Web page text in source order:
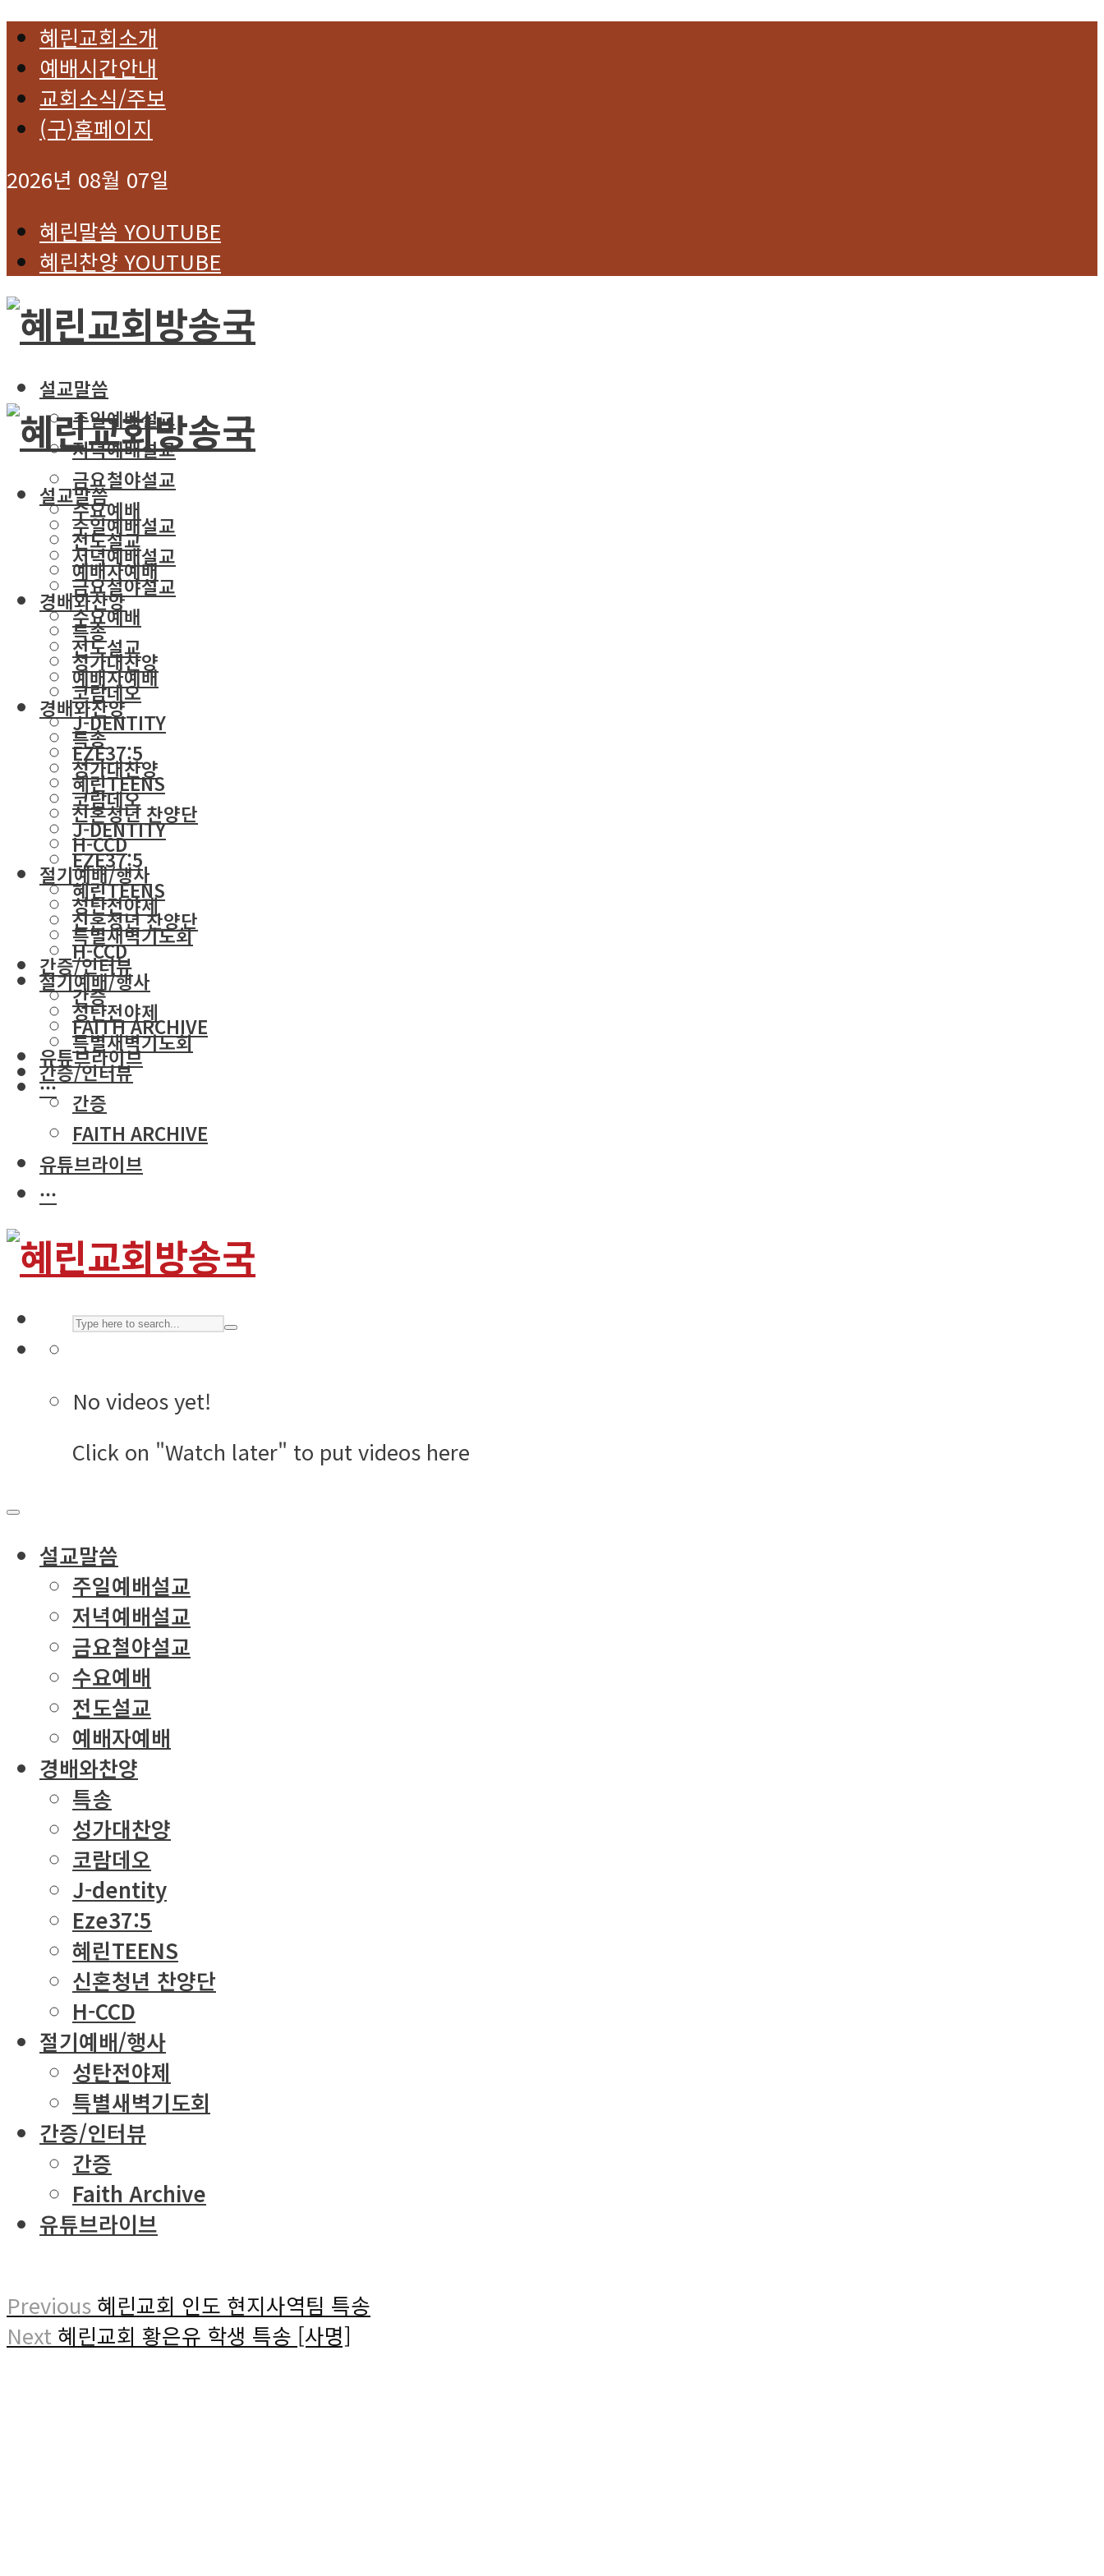
혜린교회소개
예배시간안내
교회소식/주보
(구)홈페이지
2026년 08월 07일
혜린말씀 YOUTUBE
혜린찬양 YOUTUBE
설교말씀
주일예배설교
저녁예배설교
금요철야설교
수요예배
전도설교
예배자예배
경배와찬양
특송
성가대찬양
코람데오
J-DENTITY
EZE37:5
혜린TEENS
신혼청년 찬양단
H-CCD
절기예배/행사
성탄전야제
특별새벽기도회
간증/인터뷰
간증
FAITH ARCHIVE
유튜브라이브
···
설교말씀
주일예배설교
저녁예배설교
금요철야설교
수요예배
전도설교
예배자예배
경배와찬양
특송
성가대찬양
코람데오
J-DENTITY
EZE37:5
혜린TEENS
신혼청년 찬양단
H-CCD
절기예배/행사
성탄전야제
특별새벽기도회
간증/인터뷰
간증
FAITH ARCHIVE
유튜브라이브
···
No videos yet!
Click on "Watch later" to put videos here
설교말씀
주일예배설교
저녁예배설교
금요철야설교
수요예배
전도설교
예배자예배
경배와찬양
특송
성가대찬양
코람데오
J-dentity
Eze37:5
혜린TEENS
신혼청년 찬양단
H-CCD
절기예배/행사
성탄전야제
특별새벽기도회
간증/인터뷰
간증
Faith Archive
유튜브라이브
Previous 혜린교회 인도 현지사역팀 특송
Next 혜린교회 황은유 학생 특송 [사명]